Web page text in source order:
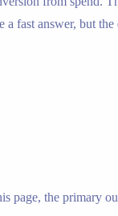
fast answer, but
page, the primary